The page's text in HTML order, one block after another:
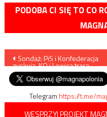
PODOBA CI SIĘ TO CO
Nawigacja
wpisu
Sondaż: PiS i Konfederacja
zyskują, KO i Lewica tracą
Telegramhttps://t.me/
WESPRZYJ PROJEKT